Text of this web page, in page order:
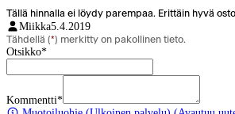
Tällä hinnalla ei löydy parempaa. Erittäin hyvä
Miikka5.4.2019
Tähdellä (*) merkitty on pakollinen tieto.
Otsikko*
Kommentti*